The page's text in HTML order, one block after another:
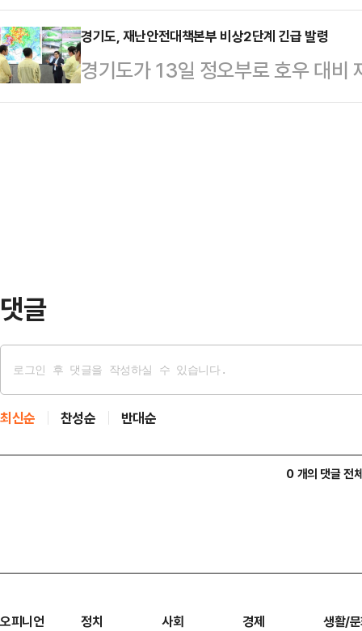
작업을 함께하며, 친환경 농…
감사하다”며 “‘스타트업 천국’ 경
다”고 말했다.이어 “지난해 다보스
뛰어난 스타트업과 혁신가들의 고
리콘밸리’라고 소개한 바 있다”…
치위원회’가 활동을 재개한다.지
실상 중단됐던 도와 도의회간 협치
정이나 조례안·예산안 등의 신속한
전망이다.김동연 경기도지사와 김
경기도, 재난안전대책본부 비상2단계 긴급 발령
경기도가 13일 정오부로 호우 대비
령하고 호우 대응 강화에 나섰다.
댓글
최신순 찬성순 반대순
0 개의 댓글 전
오피니언 정치 사회 경제 생활/